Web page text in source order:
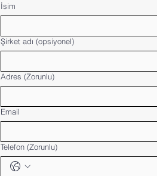
İsim
Şirket adı (opsiyonel)
Adres (Zorunlu)
Email
Telefon (Zorunlu)